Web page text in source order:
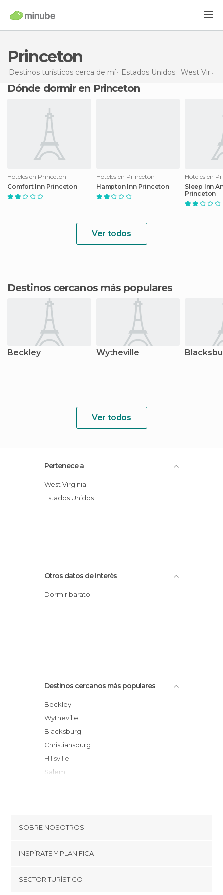
Princeton
Destinos turísticos cerca de mí Estados Unidos West Virginia
Dónde dormir en Princeton
Hoteles en Princeton
Comfort Inn Princeton
Hoteles en Princeton
Hampton Inn Princeton
Hoteles en
Sleep Inn
Princeton
Ver todos
Destinos cercanos más populares
Beckley Wytheville
Ver todos
Pertenece a
West Virginia
Estados Unidos
Otros datos de interés
Dormir barato
Destinos cercanos más populares
Beckley
Wytheville
Blacksburg
Christiansburg
Hillsville
Salem
Summersville
Selma
Bristol
SOBRE NOSOTROS
Cookies
Términos y condiciones
INSPÍRATE Y PLANIFICA
SECTOR TURÍSTICO